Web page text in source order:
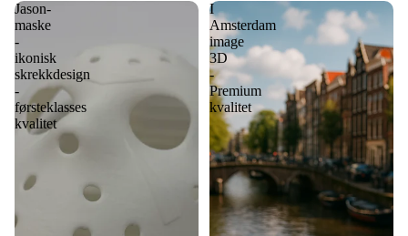
Jason-
maske
-
ikonisk
skrekkdesign
-
førsteklasses
kvalitet
I
Amsterdam
image
3D
-
Premium
kvalitet